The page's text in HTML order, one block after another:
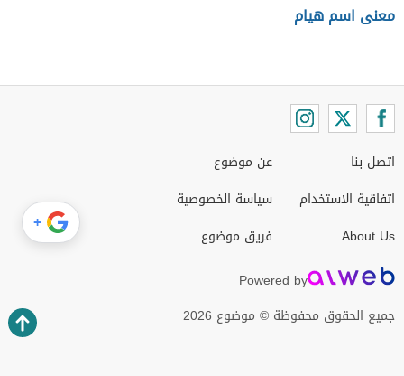
معنى اسم هيام
اتصل بنا
اتفاقية الاستخدام
About Us
عن موضوع
سياسة الخصوصية
فريق موضوع
Powered by
جميع الحقوق محفوظة © موضوع 2026
+